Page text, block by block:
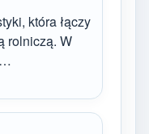
która łączy
rolniczą. W